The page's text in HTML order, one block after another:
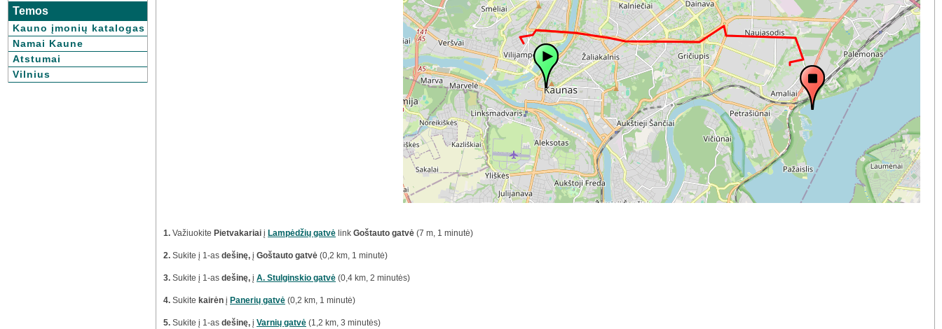
Temos
Kauno įmonių katalogas
Namai Kaune
Atstumai
Vilnius
1. Važiuokite Pietvakariai į Lampėdžių gatvė link Goštauto gatvė (7 m, 1 minutė)
2. Sukite į 1-as dešinę, į Goštauto gatvė (0,2 km, 1 minutė)
3. Sukite į 1-as dešinę, į A. Stulginskio gatvė (0,4 km, 2 minutės)
4. Sukite kairėn į Panerių gatvė (0,2 km, 1 minutė)
5. Sukite į 1-as dešinę, į Varnių gatvė (1,2 km, 3 minutės)